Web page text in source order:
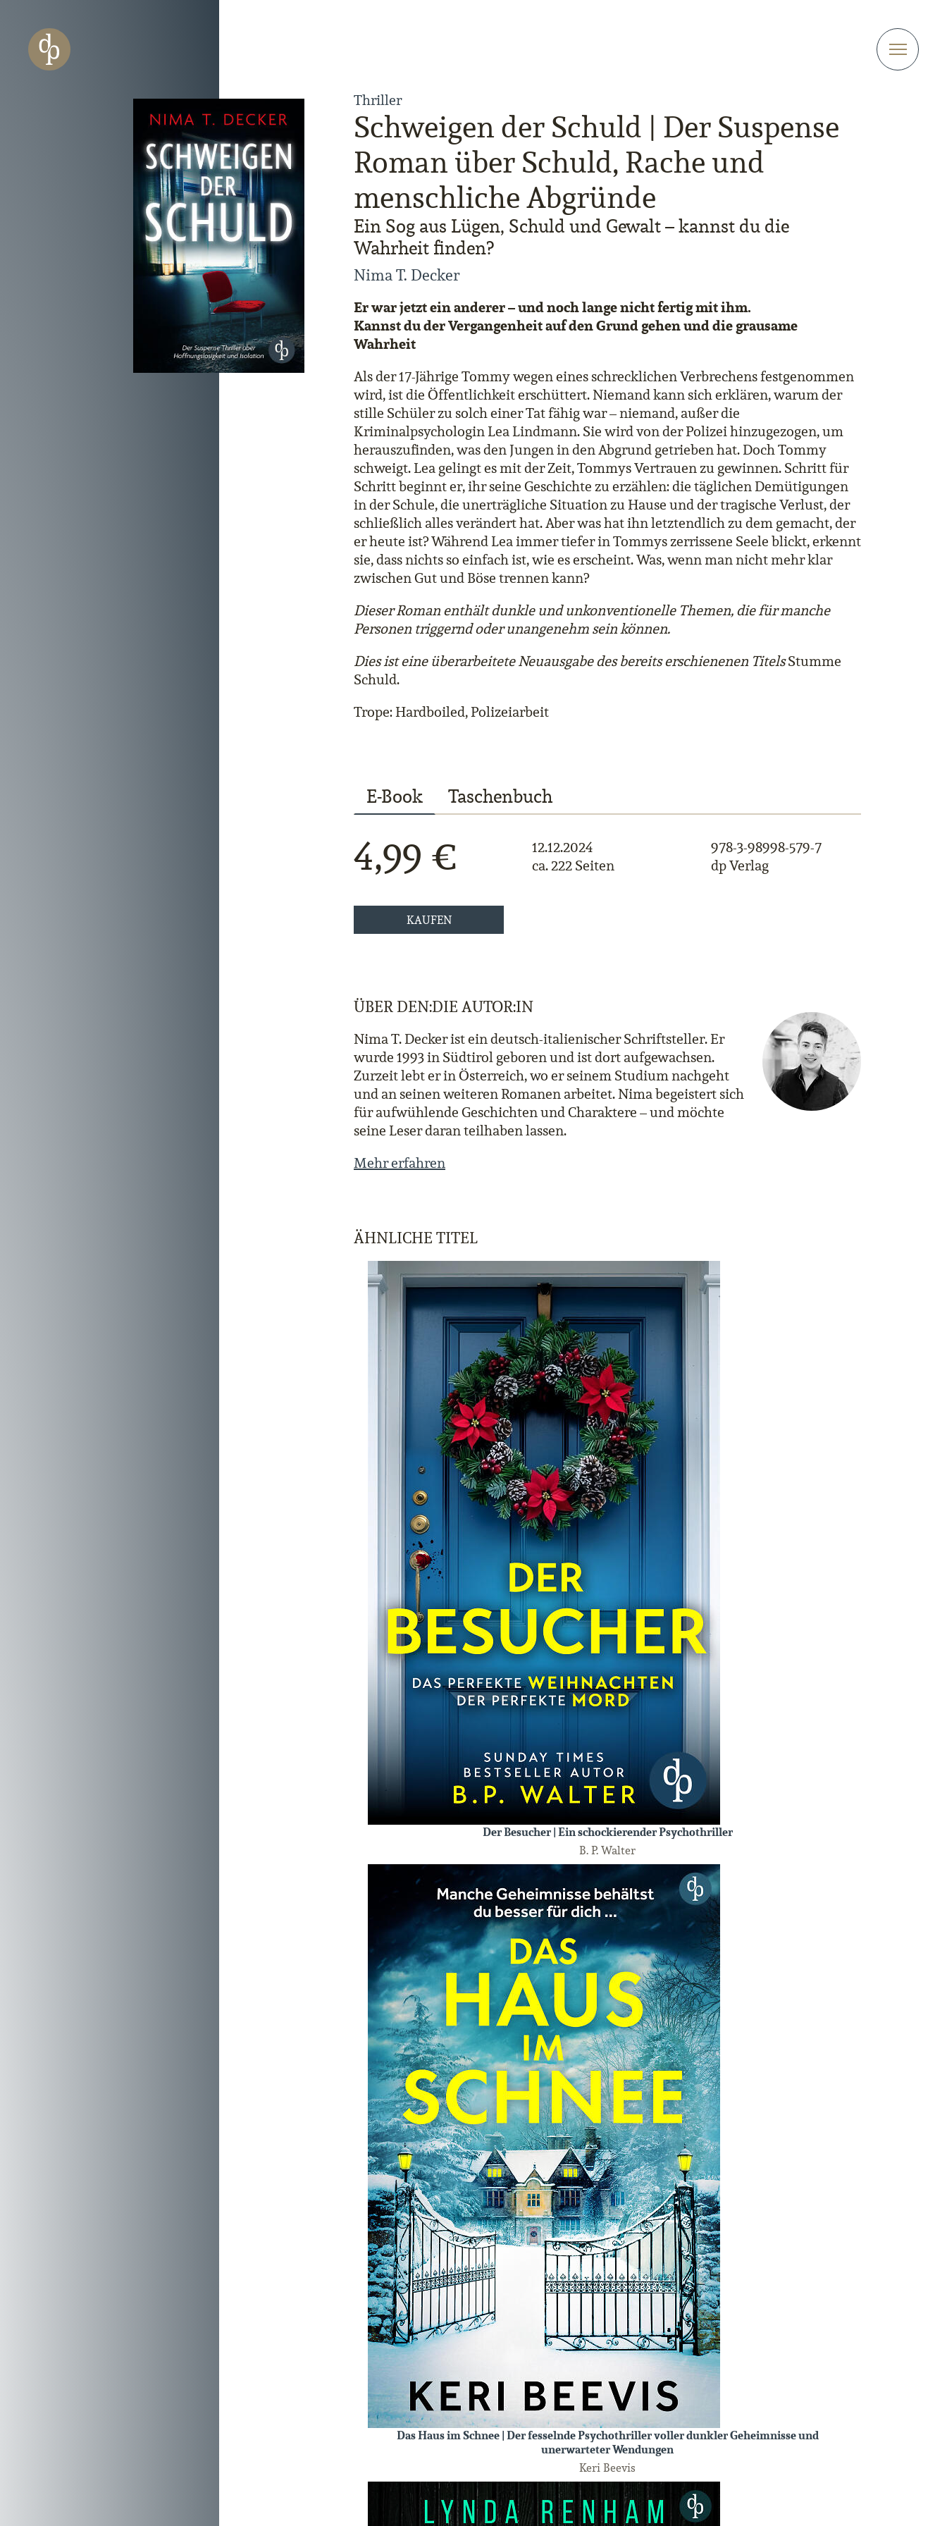
Zur Navigation springen
Zur Website-Suche springen
Schweigen der Schuld | Der Suspense
Roman über Schuld, Rache und
menschliche Abgründe
Ein Sog aus Lügen, Schuld und Gewalt – kannst du die
Wahrheit finden?
Nima T. Decker
Thriller
Er war jetzt ein anderer – und noch lange nicht fertig mit ihm.
Kannst du der Vergangenheit auf den Grund gehen und die grausame
Wahrheit
Als der 17-Jährige Tommy wegen eines schrecklichen Verbrechens festgenommen
wird, ist die Öffentlichkeit erschüttert. Niemand kann sich erklären, warum der
stille Schüler zu solch einer Tat fähig war – niemand, außer die
Kriminalpsychologin Lea Lindmann. Sie wird von der Polizei hinzugezogen, um
herauszufinden, was den Jungen in den Abgrund getrieben hat. Doch Tommy
schweigt. Lea gelingt es mit der Zeit, Tommys Vertrauen zu gewinnen. Schritt für
Schritt beginnt er, ihr seine Geschichte zu erzählen: die täglichen Demütigungen
in der Schule, die unerträgliche Situation zu Hause und der tragische Verlust, der
schließlich alles verändert hat. Aber was hat ihn letztendlich zu dem gemacht, der
er heute ist? Während Lea immer tiefer in Tommys zerrissene Seele blickt, erkennt
sie, dass nichts so einfach ist, wie es erscheint. Was, wenn man nicht mehr klar
zwischen Gut und Böse trennen kann?
Dieser Roman enthält dunkle und unkonventionelle Themen, die für manche
Personen triggernd oder unangenehm sein können.
Dies ist eine überarbeitete Neuausgabe des bereits erschienenen TitelsStumme
Schuld.
Trope: Hardboiled, Polizeiarbeit
E-Book Taschenbuch
4,99 €
12.12.2024
ca. 222 Seiten
978-3-98998-579-7
dp Verlag
KAUFEN
ÜBER DEN:DIE AUTOR:IN
Nima T. Decker ist ein deutsch-italienischer Schriftsteller. Er
wurde 1993 in Südtirol geboren und ist dort aufgewachsen.
Zurzeit lebt er in Österreich, wo er seinem Studium nachgeht
und an seinen weiteren Romanen arbeitet. Nima begeistert sich
für aufwühlende Geschichten und Charaktere – und möchte
seine Leser daran teilhaben lassen.
Mehr erfahren
ÄHNLICHE TITEL
Der Besucher | Ein schockierender Psychothriller
B. P. Walter
Das Haus im Schnee | Der fesselnde Psychothriller voller dunkler Geheimnisse und
unerwarteter Wendungen
Keri Beevis